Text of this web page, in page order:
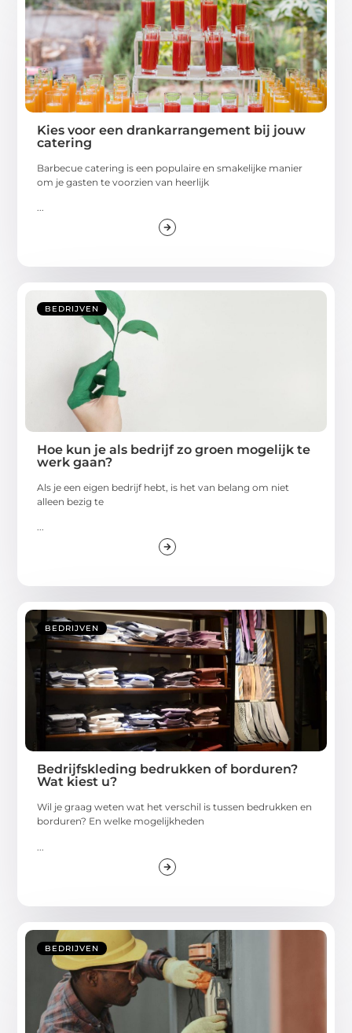
Kies voor een drankarrangement bij jouw
catering
Barbecue catering is een populaire en smakelijke manier
om je gasten te voorzien van heerlijk
BEDRIJVEN
Hoe kun je als bedrijf zo groen mogelijk te
werk gaan?
Als je een eigen bedrijf hebt, is het van belang om niet
alleen bezig te
...
BEDRIJVEN
Bedrijfskleding bedrukken of borduren?
Wat kiest u?
Wil je graag weten wat het verschil is tussen bedrukken en
borduren? En welke mogelijkheden
BEDRIJVEN